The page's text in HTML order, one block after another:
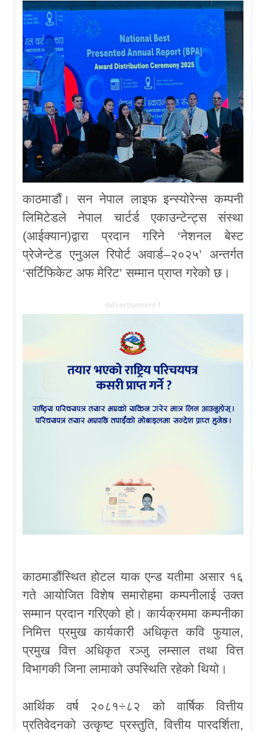
काठमाडौं। सन नेपाल लाइफ इन्स्योरेन्स कम्पनी
लिमिटेडले नेपाल चार्टर्ड एकाउन्टेन्ट्स संस्था
(आईक्यान)द्वारा प्रदान गरिने ‘नेशनल बेस्ट
प्रेजेन्टेड एनुअल रिपोर्ट अवार्ड–२०२५’ अन्तर्गत
‘सर्टिफिकेट अफ मेरिट’ सम्मान प्राप्त गरेको छ।
Advertisement 1
काठमाडौंस्थित होटल याक एन्ड यतीमा असार १६
गते आयोजित विशेष समारोहमा कम्पनीलाई उक्त
सम्मान प्रदान गरिएको हो। कार्यक्रममा कम्पनीका
निमित्त प्रमुख कार्यकारी अधिकृत कवि फुयाल,
प्रमुख वित्त अधिकृत रञ्जु लम्साल तथा वित्त
विभागकी जिना लामाको उपस्थिति रहेको थियो।
आर्थिक वर्ष २०८१÷८२ को वार्षिक वित्तीय
प्रतिवेदनको उत्कृष्ट प्रस्तुति, वित्तीय पारदर्शिता,